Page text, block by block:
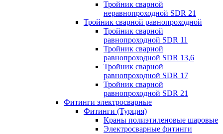
Тройник сварной
неравнопроходной SDR 21
Тройник сварной равнопроходной
Тройник сварной
равнопроходной SDR 11
Тройник сварной
равнопроходной SDR 13,6
Тройник сварной
равнопроходной SDR 17
Тройник сварной
равнопроходной SDR 21
Фитинги электросварные
Фитинги (Турция)
Краны полиэтиленовые шаровые
Электросварные фитинги